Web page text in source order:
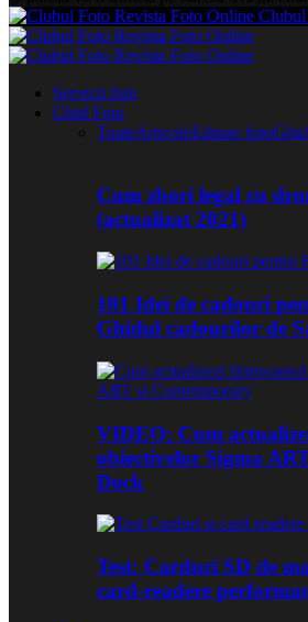
Servicii foto
Ghid Foto
ToateArticoleEditare foto
Cum zbori legal cu
(actualizat 2021)
101 Idei de cadouri
Ghidul cadourilor de
VIDEO: Cum
obiectivelor Sigma
Dock
Test: Carduri SD de
card-readere